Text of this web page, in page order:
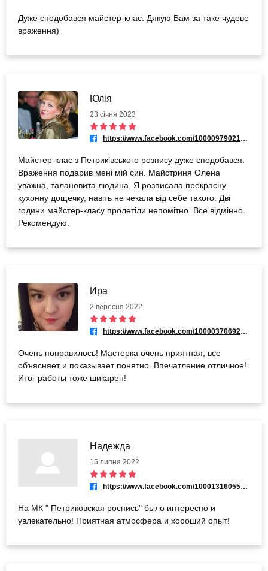
Дуже сподобався майстер-клас. Дякую Вам за таке чудове
враження)
Юлія
23 січня 2023
https://www.facebook.com/100009790214597
Майстер-клас з Петриківського розпису дуже сподобався.
Враження подарив мені мій син. Майстриня Олена
уважна, талановита людина. Я розписала прекрасну
кухонну дощечку, навіть не чекала від себе такого. Дві
години майстер-класу пролетіли непомітно. Все відмінно.
Рекомендую.
Ира
2 вересня 2022
https://www.facebook.com/100003706927059
Очень понравилось! Мастерка очень приятная, все
объясняет и показывает понятно. Впечатление отличное!
Итог работы тоже шикарен!
Надежда
15 липня 2022
https://www.facebook.com/100013160552330
На МК " Петриковская роспись" было интересно и
увлекательно! Приятная атмосфера и хороший опыт!